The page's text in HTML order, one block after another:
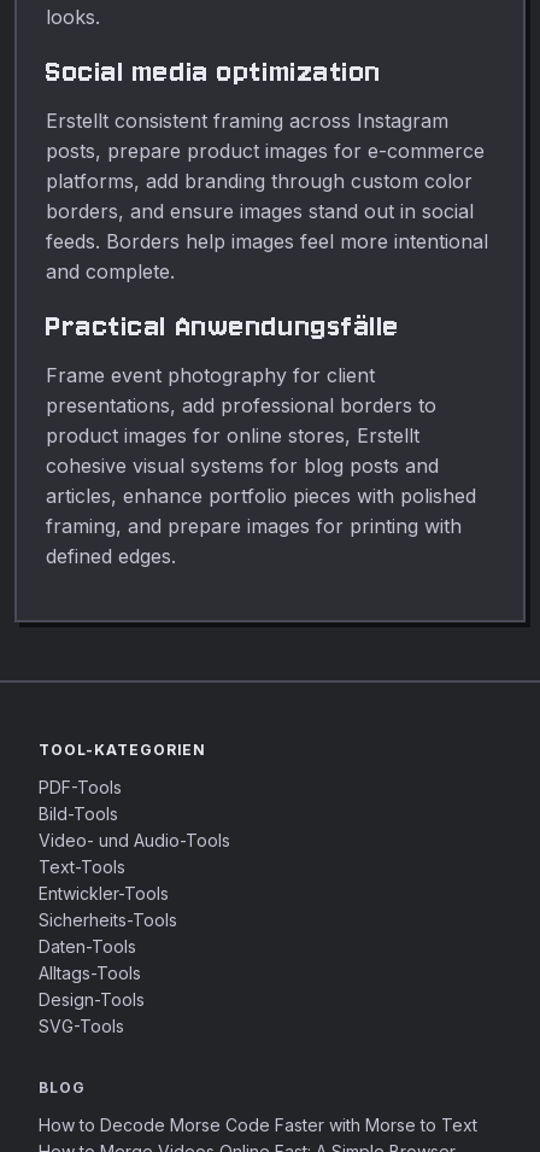
looks.
Social media optimization
Erstellt consistent framing across Instagram
posts, prepare product images for e-commerce
platforms, add branding through custom color
borders, and ensure images stand out in social
feeds. Borders help images feel more intentional
and complete.
Practical Anwendungsfälle
Frame event photography for client
presentations, add professional borders to
product images for online stores, Erstellt
cohesive visual systems for blog posts and
articles, enhance portfolio pieces with polished
framing, and prepare images for printing with
defined edges.
TOOL-KATEGORIEN
PDF-Tools
Bild-Tools
Video- und Audio-Tools
Text-Tools
Entwickler-Tools
Sicherheits-Tools
Daten-Tools
Alltags-Tools
Design-Tools
SVG-Tools
BLOG
How to Decode Morse Code Faster with Morse to Text